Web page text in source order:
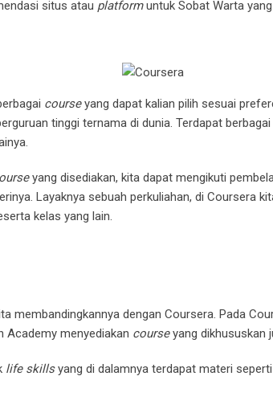
situs atau platformuntuk Sobat Warta
courseyang dapat kalian pilih sesuai
tinggi ternama di dunia. Terdapat berbagai
yang disediakan, kita dapat mengikuti
Layaknya sebuah perkuliahan, di Coursera
kelas yang lain.
membandingkannya dengan Coursera. Pada
Academy menyediakan courseyang dikhususkan
life skillsyang di dalamnya terdapat materi seperti